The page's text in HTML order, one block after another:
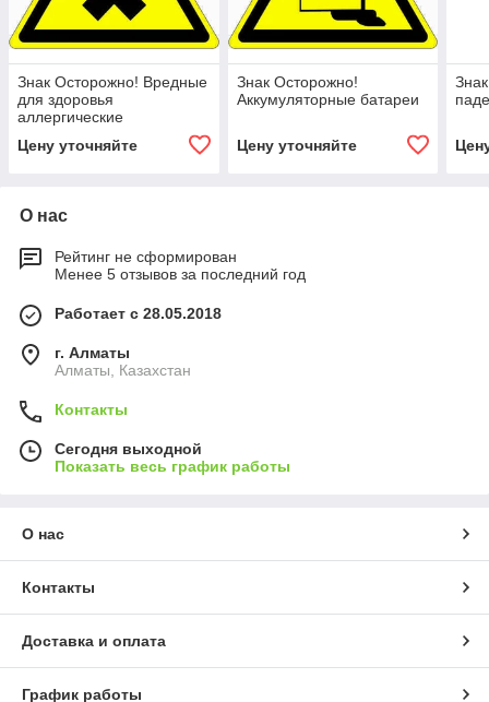
Знак Осторожно! Вредные
для здоровья
аллергические
вещества
Цену уточняйте
Знак Осторожно!
Аккумуляторные батареи
Цену уточняйте
О нас
Рейтинг не сформирован
Менее 5 отзывов за последний год
Работает с 28.05.2018
г. Алматы
Алматы, Казахстан
Контакты
Сегодня выходной
Показать весь график работы
О нас
Контакты
Доставка и оплата
График работы